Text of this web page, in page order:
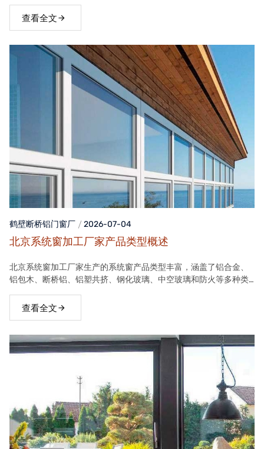
查看全文
鹤壁断桥铝门窗厂 2026-07-04
北京系统窗加工厂家产品类型概述
北京系统窗加工厂家生产的系统窗产品类型丰富，涵盖了铝合金、
铝包木、断桥铝、铝塑共挤、钢化玻璃、中空玻璃和防火等多种类
满足不同客户的需求。
查看全文